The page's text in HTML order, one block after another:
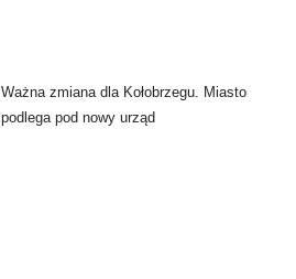
Ważna zmiana dla Kołobrzegu. Miasto
podlega pod nowy urząd